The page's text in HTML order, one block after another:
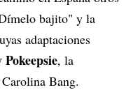
bajito" y la
adaptaciones
, la
Bang.